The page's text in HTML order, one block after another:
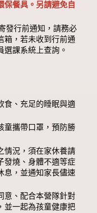
保餐具。另請避免自
發行前通知，請務必
箱，若未收到行前通
選課系統上查詢。
食、充足的睡眠與適
童攜帶口罩，預防勝
情況，須在家休養請
發燒、身體不適等症
息，並通知家長儘速
意、配合本營隊針對
並一起為孩童健康把